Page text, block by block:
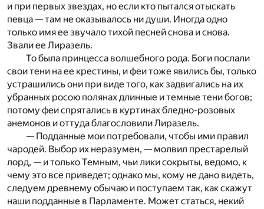
и при первых звездах, но если кто пытался отыскать
певца — там не оказывалось ни души. Иногда одно
только имя ее звучало тихой песней снова и снова.
Звали ее Лиразель.
То была принцесса волшебного рода. Боги послали
свои тени на ее крестины, и феи тоже явились бы, только
устрашились они при виде того, как задвигались на их
убранных росою полянах длинные и темные тени богов;
потому феи спрятались в куртинах бледно-розовых
анемонов и оттуда благословили Лиразель.
— Подданные мои потребовали, чтобы ими правил
чародей. Выбор их неразумен, — молвил престарелый
лорд, — и только Темным, чьи лики сокрыты, ведомо, к
чему это все приведет; однако мы, кому не дано видеть,
следуем древнему обычаю и поступаем так, как скажут
наши подданные в Парламенте. Может статься, некий